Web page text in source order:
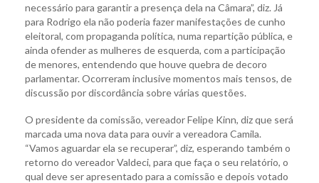
necessário para garantir a presença dela na Câmara”, diz. Já
para Rodrigo ela não poderia fazer manifestações de cunho
eleitoral, com propaganda política, numa repartição pública, e
ainda ofender as mulheres de esquerda, com a participação
de menores, entendendo que houve quebra de decoro
parlamentar. Ocorreram inclusive momentos mais tensos, de
discussão por discordância sobre várias questões.
O presidente da comissão, vereador Felipe Kinn, diz que será
marcada uma nova data para ouvir a vereadora Camila.
“Vamos aguardar ela se recuperar”, diz, esperando também o
retorno do vereador Valdeci, para que faça o seu relatório, o
qual deve ser apresentado para a comissão e depois votado